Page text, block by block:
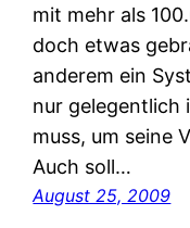
mit mehr als
doch etwas
anderem ein
nur gelegentlich
muss, um seine
Auch soll…
August 25, 2009